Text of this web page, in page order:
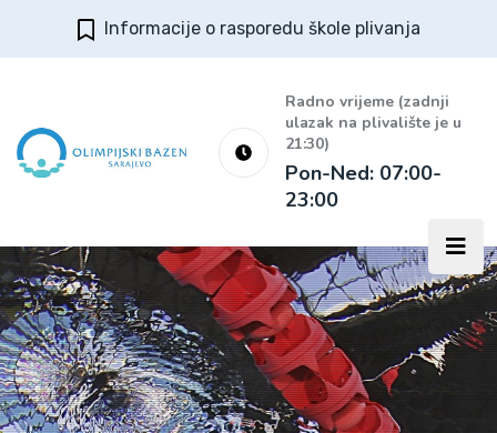
Informacije o rasporedu škole plivanja
Radno vrijeme (zadnji
ulazak na plivalište je u
21:30)
Pon-Ned: 07:00-
23:00